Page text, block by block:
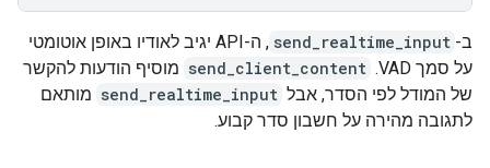
ב- send_realtime_input
, ה-API יגיב לאודיו באופן אוטומטי
על סמך VAD. ‫
send_client_content מוסיף הודעות להקשר
של המודל לפי הסדר, אבל send_realtime_input מותאם
לתגובה מהירה על חשבון סדר קבוע.